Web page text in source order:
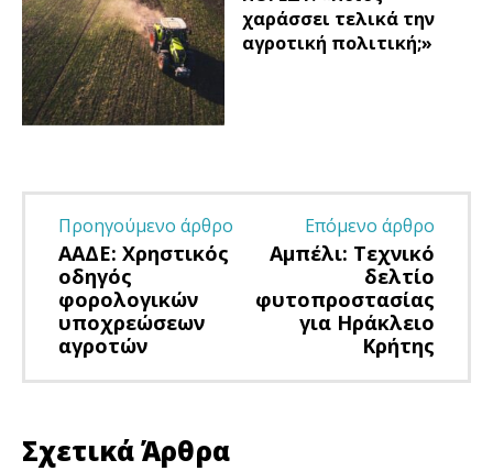
χαράσσει τελικά την
αγροτική πολιτική;»
Προηγούμενο άρθρο
ΑΑΔΕ: Χρηστικός
οδηγός
φορολογικών
υποχρεώσεων
αγροτών
Επόμενο άρθρο
Αμπέλι: Τεχνικό
δελτίο
φυτοπροστασίας
για Ηράκλειο
Κρήτης
Σχετικά Άρθρα